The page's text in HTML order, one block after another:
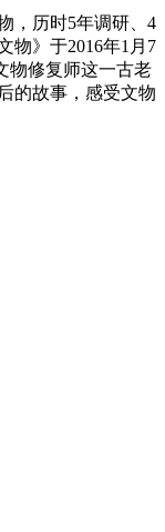
，历时5年调研、4
物》于2016年1月7
物修复师这一古老
的故事，感受文物